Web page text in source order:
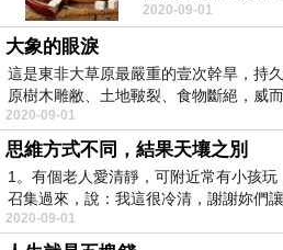
它不單單能夠...
2020-09-01
大象的眼淚
這是東非大草原最嚴重的壹次幹旱，持
原樹木雕敝、土地皸裂、食物斷絕，威而
2020-09-01
思維方式不同，結果天壤之別
1。有個老人愛清靜，可附近常有小孩
召集過來，說：我這很冷清，謝謝妳們讓
2020-09-01